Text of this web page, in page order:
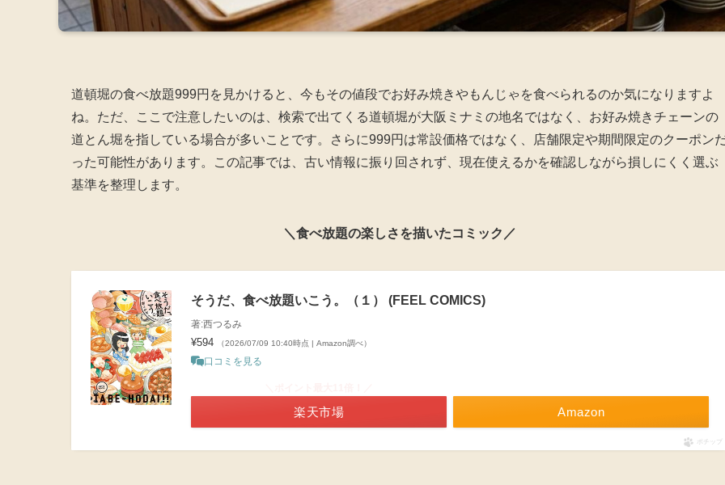
道頓堀の食べ放題999円を見かけると、今もその値段でお好み焼きやもんじゃを食べられるのか気になりますよ
ね。ただ、ここで注意したいのは、検索で出てくる道頓堀が大阪ミナミの地名ではなく、お好み焼きチェーンの
道とん堀を指している場合が多いことです。さらに999円は常設価格ではなく、店舗限定や期間限定のクーポン
った可能性があります。この記事では、古い情報に振り回されず、現在使えるかを確認しながら損しにくく選ぶ
基準を整理します。
＼食べ放題の楽しさを描いたコミック／
そうだ、食べ放題いこう。（１） (FEEL COMICS)
著:西つるみ
¥594 （2026/07/09 10:40時点 | Amazon調べ）
口コミを見る
Amazon
楽天市場
ポチップ